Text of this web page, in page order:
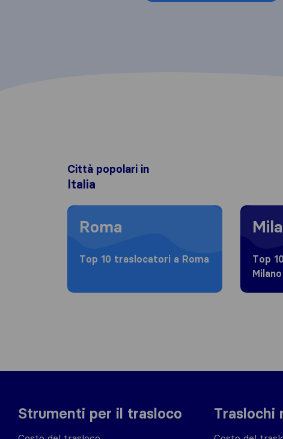
Città popolari in
Italia
Moving to Roma
Roma
Top 10 traslocatori a Roma
Moving
Top
Milano
Strumenti per il trasloco Traslochi